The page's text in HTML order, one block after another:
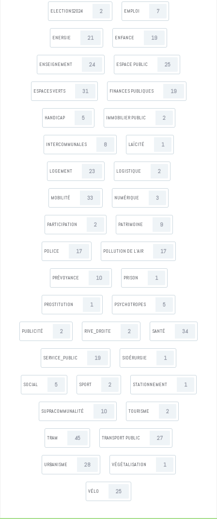
ELECTIONS2024 2 EMPLOI 7
ENERGIE 21 ENFANCE 19
ENSEIGNEMENT 24 ESPACE PUBLIC 25
ESPACES VERTS 31 FINANCES PUBLIQUES 19
HANDICAP 5 IMMOBILIER PUBLIC 2
INTERCOMMUNALES 8 LAÏCITÉ 1
LOGEMENT 23 LOGISTIQUE 2
MOBILITÉ 33 NUMÉRIQUE 3
PARTICIPATION 2 PATRIMOINE 9
POLICE 17 POLLUTION DE L’AIR 17
PRÉVOYANCE 10 PRISON 1
PROSTITUTION 1 PSYCHOTROPES 5
PUBLICITÉ 2 RIVE_DROITE 2 SANTÉ 34
SERVICE_PUBLIC 19 SIDÉRURGIE 1
SOCIAL 5 SPORT 2 STATIONNEMENT 1
SUPRACOMMUNALITÉ 10 TOURISME 2
TRAM 45 TRANSPORT PUBLIC 27
URBANISME 28 VÉGÉTALISATION 1
VÉLO 25